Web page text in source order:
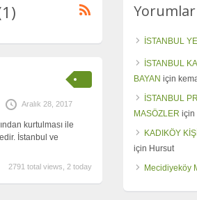
Aralık 28, 2017
kurtulması ile
İstanbul ve
2791 total views, 2 today
Yorumlar
İSTANBUL
İSTANBUL
BAYAN için
İSTANBUL
MASÖZLER için
KADIKÖY
için Hursut
Mecidiyeköy